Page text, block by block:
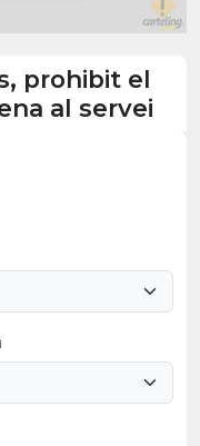
prohibit el
al servei